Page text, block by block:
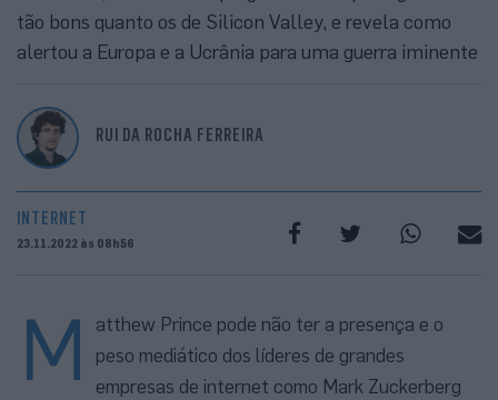
tão bons quanto os de Silicon Valley, e revela como
alertou a Europa e a Ucrânia para uma guerra iminente
RUI DA ROCHA FERREIRA
INTERNET
23.11.2022 às 08h56
M
atthew Prince pode não ter a presença e o
peso mediático dos líderes de grandes
empresas de internet como Mark Zuckerberg